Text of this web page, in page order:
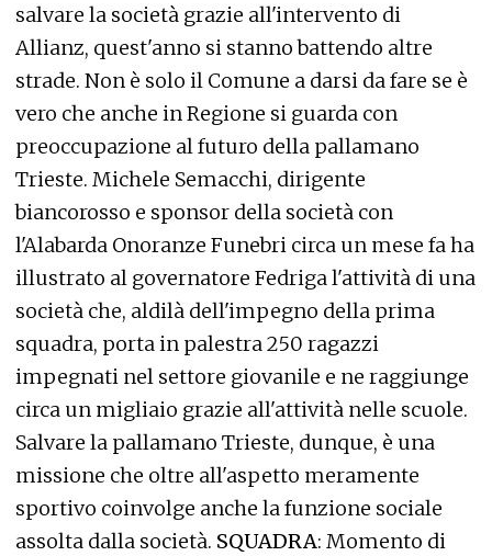
salvare la società grazie all'intervento di
Allianz, quest'anno si stanno battendo altre
strade. Non è solo il Comune a darsi da fare se è
vero che anche in Regione si guarda con
preoccupazione al futuro della pallamano
Trieste. Michele Semacchi, dirigente
biancorosso e sponsor della società con
l'Alabarda Onoranze Funebri circa un mese fa ha
illustrato al governatore Fedriga l'attività di una
società che, aldilà dell'impegno della prima
squadra, porta in palestra 250 ragazzi
impegnati nel settore giovanile e ne raggiunge
circa un migliaio grazie all'attività nelle scuole.
Salvare la pallamano Trieste, dunque, è una
missione che oltre all'aspetto meramente
sportivo coinvolge anche la funzione sociale
assolta dalla società. SQUADRA: Momento di